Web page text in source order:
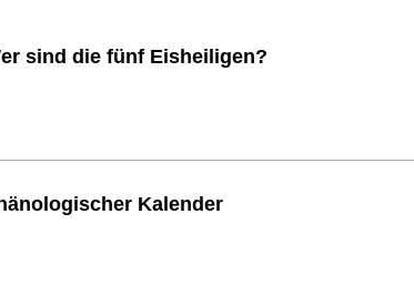
sind die fünf Eisheiligen?
Kalender